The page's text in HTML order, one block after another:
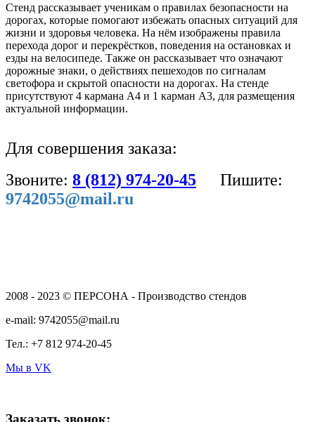
Стенд рассказывает ученикам о правилах безопасности на
дорогах, которые помогают избежать опасных ситуаций для
жизни и здоровья человека. На нём изображены правила
перехода дорог и перекрёстков, поведения на остановках и
езды на велосипеде. Также он рассказывает что означают
дорожные знаки, о действиях пешеходов по сигналам
светофора и скрытой опасности на дорогах. На стенде
присутствуют 4 кармана А4 и 1 карман А3, для размещения
актуальной информации.
Для совершения заказа:
Звоните: 8 (812) 974-20-45
Пишите:
9742055@mail.ru
2008 - 2023 © ПЕРСОНА - Производство стендов
e-mail: 9742055@mail.ru
Тел.: +7 812 974-20-45
Мы в VK
Заказать звонок: